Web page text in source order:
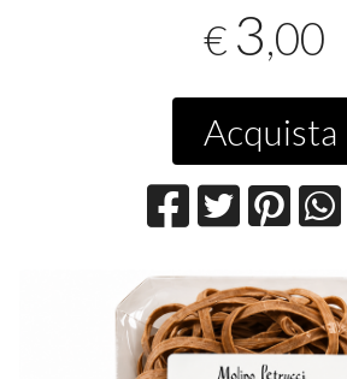
€ 3,00
Acquista